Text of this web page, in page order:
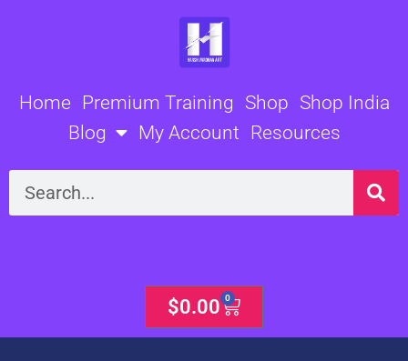
Home Premium Training Shop Shop India
Blog
My Account Resources
Search
$0.00 0
Cart